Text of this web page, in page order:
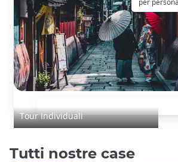
Tour Individuali
Tutti nostre case